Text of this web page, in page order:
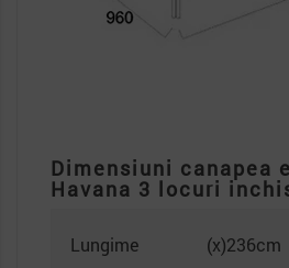
Dimensiuni canapea
Havana 3 locuri
Lungime
(x)236cm